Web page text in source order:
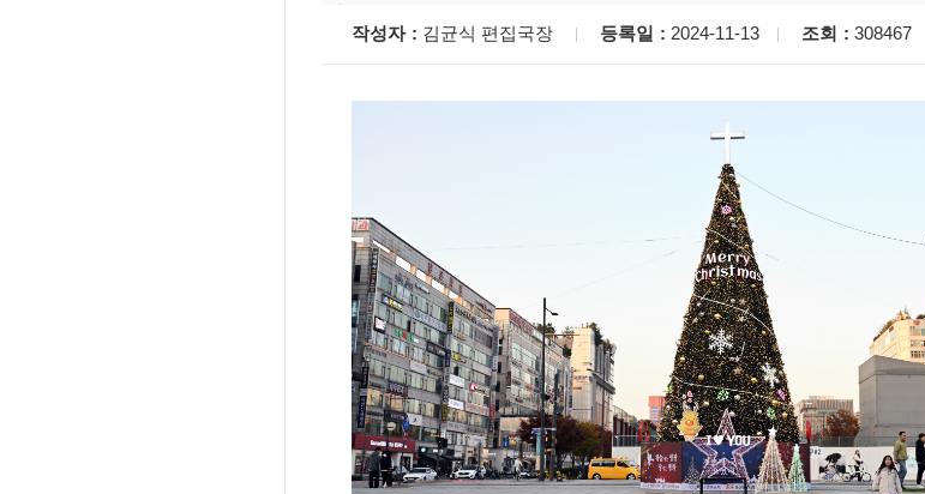
작성자 김균식 편집국장 등록일 2024-11-13 조회 308467
2020년6월21일, 부분 '일식'이 시작
됐다.
안산문화광장 성탄